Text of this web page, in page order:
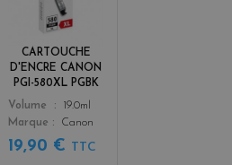
CARTOUCHE
D'ENCRE CANON
PGI-580XL PGBK
Color
k
Volume
19.0ml
Marque
Canon
19,90 € TTC